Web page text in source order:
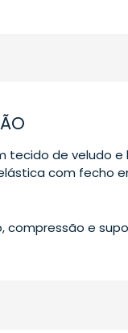
tecido de veludo
com fecho
compressão e